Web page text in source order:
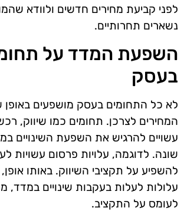
לפני קביעת מחירים חדשים ולוודא
נשארים תחרותיים.
השפעת המדד על
בעסק
לא כל התחומים בעסק מושפעים באופן
המחירים לצרכן. תחומים כמו שיווק,
עשויים להרגיש את השפעת השינויים
שונה. לדוגמה, עלויות פרסום עשויות
להשפיע על תקציבי השיווק. באותו
עלולות לעלות בעקבות שינויים במדד,
לעומס על התקציב.